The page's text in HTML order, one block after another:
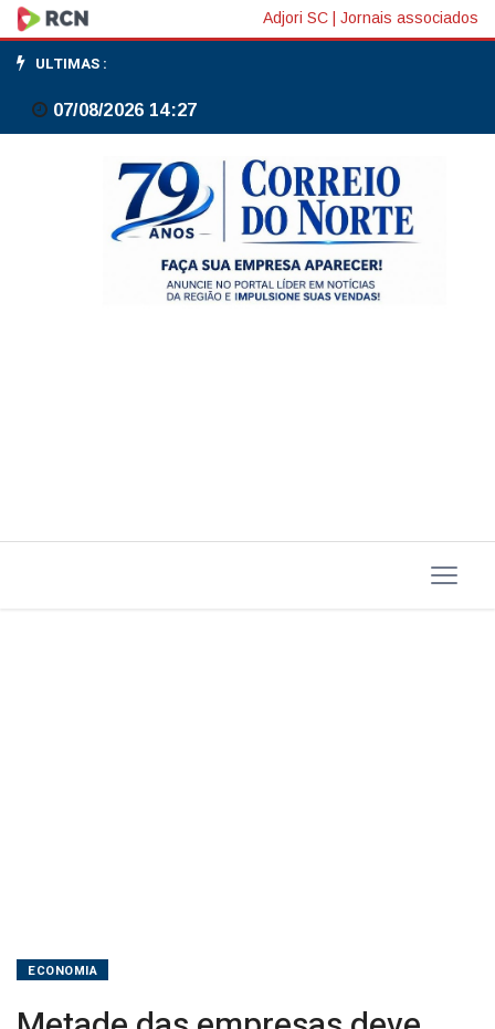
Metade
das
empresas
investimentos
seja
Adjori SC Jornais associados
ULTIMAS :
07/08/2026 14:27
ECONOMIA